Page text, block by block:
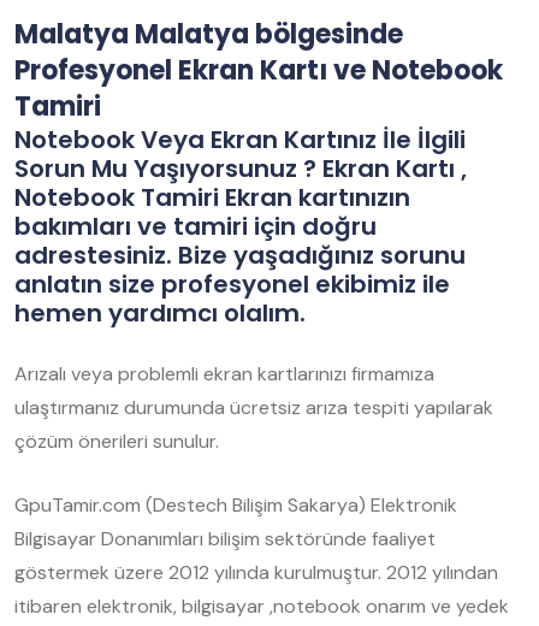
Malatya Malatya bölgesinde
Profesyonel Ekran Kartı ve Notebook
Tamiri
Notebook Veya Ekran Kartınız İle İlgili
Sorun Mu Yaşıyorsunuz ? Ekran Kartı ,
Notebook Tamiri Ekran kartınızın
bakımları ve tamiri için doğru
adrestesiniz. Bize yaşadığınız sorunu
anlatın size profesyonel ekibimiz ile
hemen yardımcı olalım.
Arızalı veya problemli ekran kartlarınızı firmamıza
ulaştırmanız durumunda ücretsiz arıza tespiti yapılarak
çözüm önerileri sunulur.
GpuTamir.com (Destech Bilişim Sakarya) Elektronik
Bilgisayar Donanımları bilişim sektöründe faaliyet
göstermek üzere 2012 yılında kurulmuştur. 2012 yılından
itibaren elektronik, bilgisayar ,notebook onarım ve yedek